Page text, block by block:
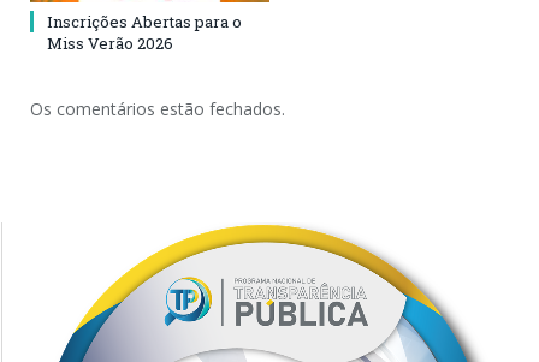
Inscrições Abertas para o
Miss Verão 2026
Os comentários estão fechados.